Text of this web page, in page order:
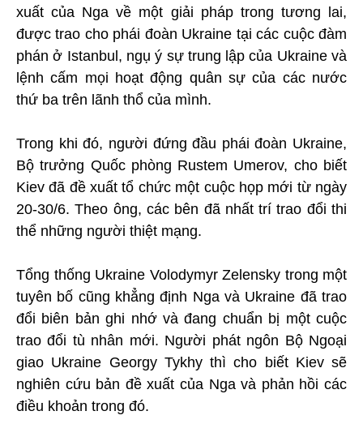
xuất của Nga về một giải pháp trong tương lai,
được trao cho phái đoàn Ukraine tại các cuộc đàm
phán ở Istanbul, ngụ ý sự trung lập của Ukraine và
lệnh cấm mọi hoạt động quân sự của các nước
thứ ba trên lãnh thổ của mình.
Trong khi đó, người đứng đầu phái đoàn Ukraine,
Bộ trưởng Quốc phòng Rustem Umerov, cho biết
Kiev đã đề xuất tổ chức một cuộc họp mới từ ngày
20-30/6. Theo ông, các bên đã nhất trí trao đổi thi
thể những người thiệt mạng.
Tổng thống Ukraine Volodymyr Zelensky trong một
tuyên bố cũng khẳng định Nga và Ukraine đã trao
đổi biên bản ghi nhớ và đang chuẩn bị một cuộc
trao đổi tù nhân mới. Người phát ngôn Bộ Ngoại
giao Ukraine Georgy Tykhy thì cho biết Kiev sẽ
nghiên cứu bản đề xuất của Nga và phản hồi các
điều khoản trong đó.